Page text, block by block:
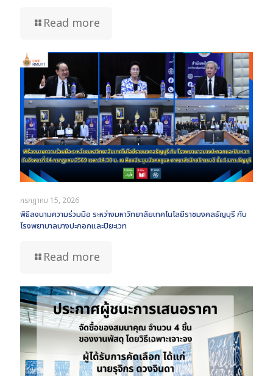
Read more
กรกฎาคม 15, 2026
พิธีลงนามความร่วมมือ ระหว่างมหาวิทยาลัยเทคโนโลยีราชมงคลธัญบุรี กับ
โรงพยาบาลบางปะกอกและปิยะเวท
Read more